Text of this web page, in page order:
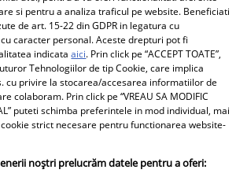
si pentru a analiza traficul pe website. Beneficiati
de art. 15-22 din GDPR in legatura cu
caracter personal. Aceste drepturi pot fi
indicataaici. Prin click pe “ACCEPT TOATE”,
Tehnologiilor de tip Cookie, care implica
cu privire la stocarea/accesarea informatiilor de
colaboram. Prin click pe “VREAU SA MODIFIC
puteti schimba preferintele in mod individual, mai
strict necesare pentru functionarea website-
noștri prelucrăm datele pentru a oferi: